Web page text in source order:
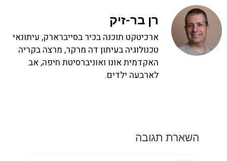
רן בר-זיק
ארכיטקט תוכנה בכיר בסייברארק, עיתונאי
טכנולוגיה בעיתון דה מרקר, מרצה בקריה
האקדמית אונו ואוניברסיטת חיפה, אב
לארבעה ילדים.
השארת תגובה